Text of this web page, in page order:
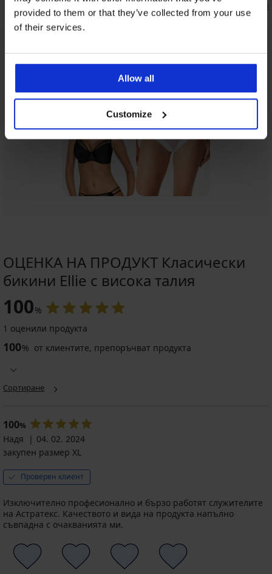
provided to them or that they’ve collected from your use
of their services.
Allow all
Customize
13,59 €
(26,58 лв.) 16,99 €
От същата колекция Покажи
ОЦЕНКА НА ПРОДУКТ Класически
бикини Ellie с висока талия
100%
1 оценили продукта
100% от клиентите, препоръчват продукта
Сортиране
100%
Надя
04. 02. 2024
закупен размер XL
Проверен клиент
Изключително професионално и бързо работят служителите
на Астратекс. Качеството и вида на продукта напълно
съвпадна с очакванията ми.